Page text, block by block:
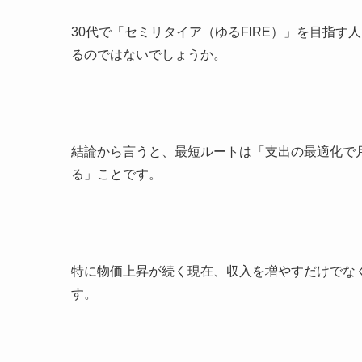
30代で「セミリタイア（ゆるFIRE）」を目指す
るのではないでしょうか。
結論から言うと、最短ルートは「支出の最適化
る」ことです。
特に物価上昇が続く現在、収入を増やすだけで
す。